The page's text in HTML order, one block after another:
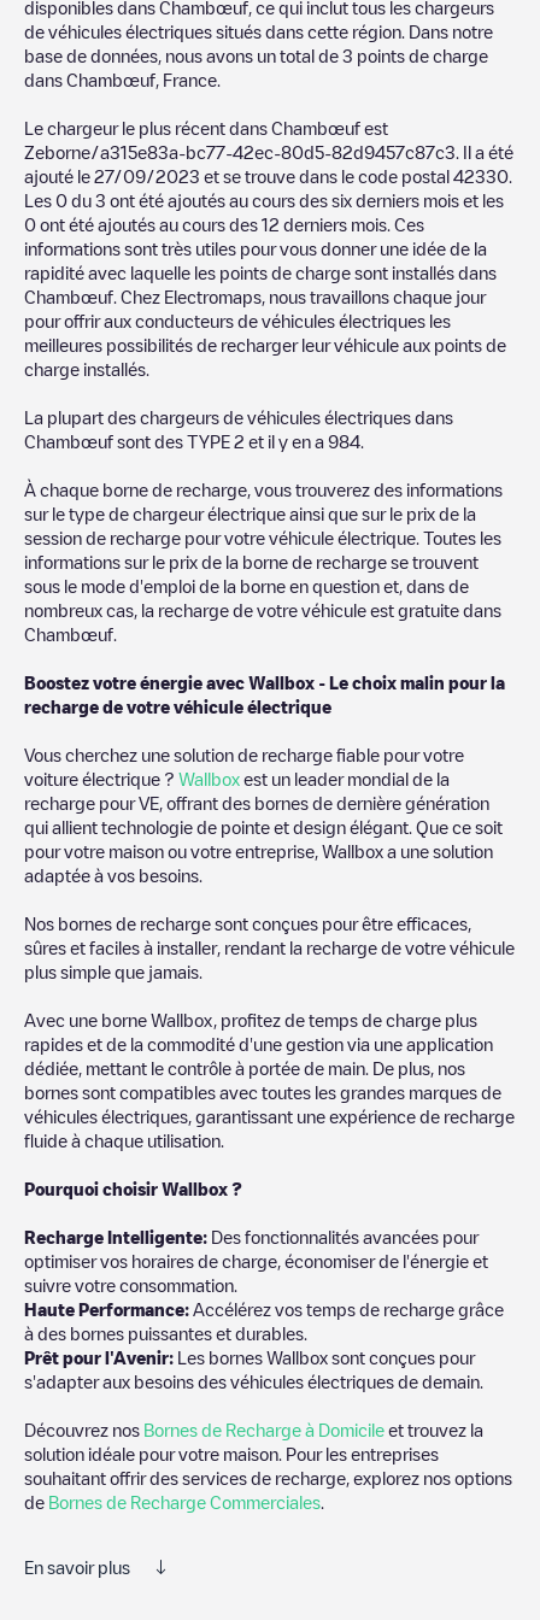
disponibles dans Chambœuf , ce qui inclut tous les chargeurs
de véhicules électriques situés dans cette région. Dans notre
base de données, nous avons un total de 3 points de charge
dans Chambœuf France
Le chargeur le plus récent dans Chambœuf est
Zeborne/a315e83a-bc77-42ec-80d5-82d9457c87c3 . Il a été
ajouté le 27/09/2023 et se trouve dans le code postal 42330
Les 0 du 3 ont été ajoutés au cours des six derniers mois et les
0 ont été ajoutés au cours des 12 derniers mois. Ces
informations sont très utiles pour vous donner une idée de la
rapidité avec laquelle les points de charge sont installés dans
Chambœuf . Chez Electromaps, nous travaillons chaque jour
pour offrir aux conducteurs de véhicules électriques les
meilleures possibilités de recharger leur véhicule aux points de
charge installés.
La plupart des chargeurs de véhicules électriques dans
Chambœuf sont des TYPE 2 et il y en a 984
À chaque borne de recharge, vous trouverez des informations
sur le type de chargeur électrique ainsi que sur le prix de la
session de recharge pour votre véhicule électrique. Toutes les
informations sur le prix de la borne de recharge se trouvent
sous le mode d'emploi de la borne en question et, dans de
nombreux cas, la recharge de votre véhicule est gratuite dans
Chambœuf
Boostez votre énergie avec Wallbox - Le choix malin pour la
recharge de votre véhicule électrique
Vous cherchez une solution de recharge fiable pour votre
voiture électrique ? Wallbox est un leader mondial de la
recharge pour VE, offrant des bornes de dernière génération
qui allient technologie de pointe et design élégant. Que ce soit
pour votre maison ou votre entreprise, Wallbox a une solution
adaptée à vos besoins.
Nos bornes de recharge sont conçues pour être efficaces,
sûres et faciles à installer, rendant la recharge de votre véhicule
plus simple que jamais.
Avec une borne Wallbox, profitez de temps de charge plus
rapides et de la commodité d'une gestion via une application
dédiée, mettant le contrôle à portée de main. De plus, nos
bornes sont compatibles avec toutes les grandes marques de
véhicules électriques, garantissant une expérience de recharge
fluide à chaque utilisation.
Pourquoi choisir Wallbox ?
Recharge Intelligente: Des fonctionnalités avancées pour
optimiser vos horaires de charge, économiser de l'énergie et
suivre votre consommation.
Haute Performance: Accélérez vos temps de recharge grâce
à des bornes puissantes et durables.
Prêt pour l'Avenir: Les bornes Wallbox sont conçues pour
s'adapter aux besoins des véhicules électriques de demain.
Découvrez nos Bornes de Recharge à Domicile et trouvez la
solution idéale pour votre maison. Pour les entreprises
souhaitant offrir des services de recharge, explorez nos options
de Bornes de Recharge Commerciales
En savoir plus